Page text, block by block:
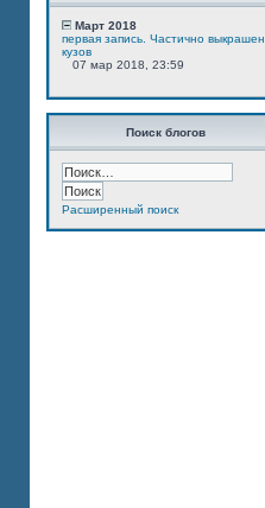
Март 2018
первая запись. Частично выкрашен
кузов
07 мар 2018, 23:59
Поиск блогов
Расширенный поиск